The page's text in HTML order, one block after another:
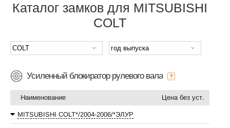
Каталог замков для MITSUBISHI
COLT
Усиленный блокиратор рулевого вала
Наименование Цена без уст.
MITSUBISHI COLT*/2004-2006/*ЭЛУР